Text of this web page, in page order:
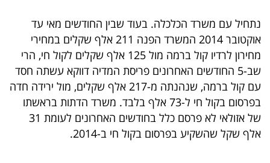
נתחיל עם משרד הכלכלה. בעוד שבין החודשים מאי עד
אוקטובר 2014 המשרד הפנה 211 אלף שקלים במחירי
מחירון לרדיו קול ברמה מול 125 אלף שקלים לקול חי, הרי
שב-5 החודשים האחרונים פריסת המדיה דווקא עשתה חסד
עם קול ברמה, שנהנתה מ-217 אלף שקלים, מול ירידה חדה
בפרסום בקול חי ל-73 אלף בלבד. משרד הדתות בראשתו
של אזולאי לא פרסם כלל בחודשים האחרונים לעומת 31
אלף שקל שהשקיע בפרסום בקול חי ב-2014.